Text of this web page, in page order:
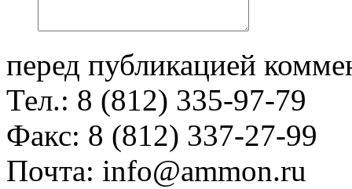
перед публикацией
Тел.: 8 (812) 335-97-79
Факс: 8 (812) 337-27-99
Почта: info@ammon.ru